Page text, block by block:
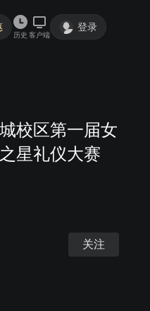
历史 客户端
登录
校区第一届女
星礼仪大赛
关注